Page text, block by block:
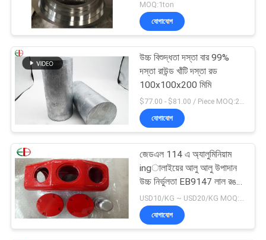
MOQ:1ton
যোগাযোগ
উচ্চ বিশুদ্ধতা দস্তা বার 99%
দস্তা রাউন্ড খাঁটি দস্তা রড
100x100x200 মিমি
যোগাযোগ
জেডএল 114 এ অ্যালুমিনিয়াম
ingালাইয়ের আলু আলু উপাদান
উচ্চ নির্ভুলতা EB9147 লাল রঙ
14
যোগাযোগ